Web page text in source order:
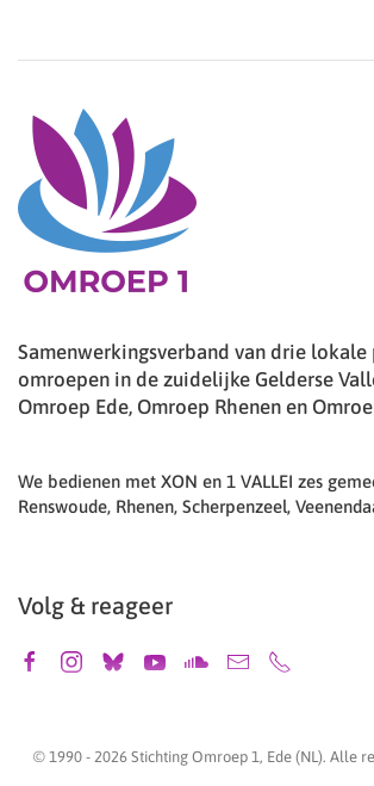
Samenwerkingsverband van drie
omroepen in de zuidelijke Gelderse
Omroep Ede, Omroep Rhenen en
We bedienen met XON en 1 VALLEI zes
Renswoude, Rhenen, Scherpenzeel,
Volg & reageer
© 1990 - 2026 Stichting Omroep 1, Ede (NL). Alle